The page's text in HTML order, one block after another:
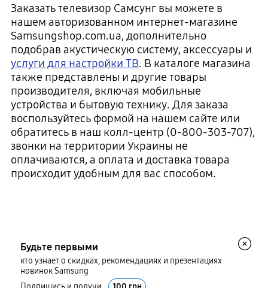
Заказать телевизор Самсунг вы можете в
нашем авторизованном интернет-магазине
Samsungshop.com.ua, дополнительно
подобрав акустическую систему, аксессуары и
услуги для настройки ТВ. В каталоге магазина
также представлены и другие товары
производителя, включая мобильные
устройства и бытовую технику. Для заказа
воспользуйтесь формой на нашем сайте или
обратитесь в наш колл-центр (0-800-303-707),
звонки на территории Украины не
оплачиваются, а оплата и доставка товара
происходит удобным для вас способом.
Будьте первыми
кто узнает о скидках, рекомендациях и презентациях
новинок Samsung